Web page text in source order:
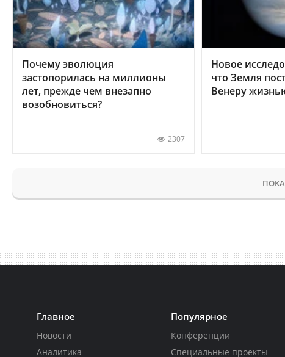
Почему эволюция
застопорилась на миллионы
лет, прежде чем внезапно
возобновиться?
2307
Новое
что Земля
Венеру
Главное
Новости
Аналитика
Популярное
Конференции
Специальные проекты